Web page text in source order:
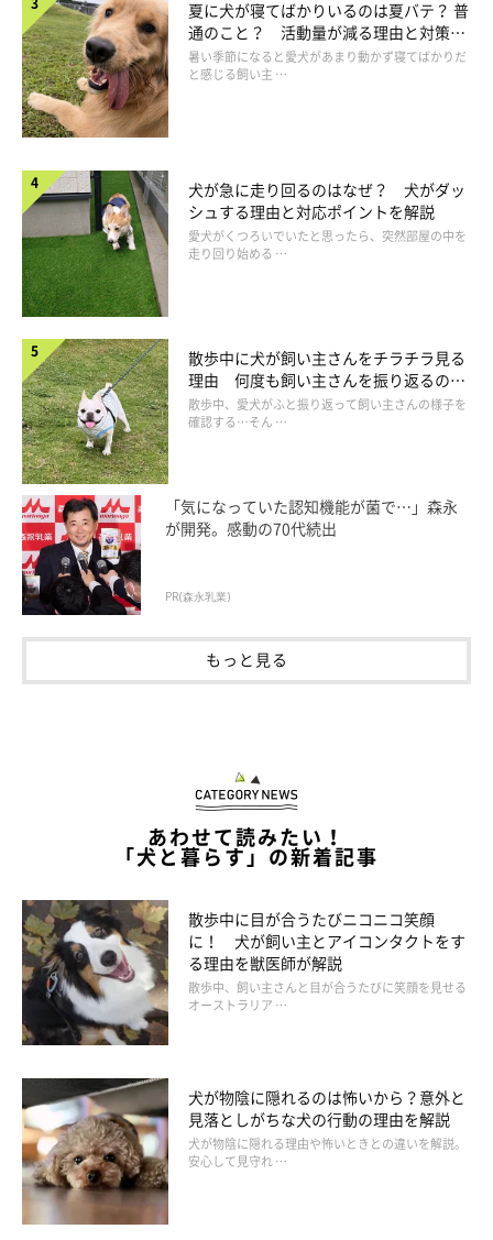
しつつ、枕にして寝ている」
やんちゃで元気いっぱいな時期でもあることから、頑丈なおもち
ゃや、長い時間噛んでいられるようなガムなどのおやつ、と回答
半年以内に買ってよかったもの【成犬編】
いぬのきもち投稿写真ギャラリー
続いて、いま現在「成犬」を飼っている飼い主さんの回答を見て
夏に犬が寝てばかりいるのは夏バテ？ 普
通のこと？ 活動量が減る理由と対策と
は
暑い季節になると愛犬があまり動かず寝てばかりだ
と感じる飼い主 …
犬が急に走り回るのはなぜ？ 犬がダッ
シュする理由と対応ポイントを解説
愛犬がくつろいでいたと思ったら、突然部屋の中を
走り回り始める …
散歩中に犬が飼い主さんをチラチラ見る
理由 何度も飼い主さんを振り返るのは
なぜ？
散歩中、愛犬がふと振り返って飼い主さんの様子を
確認する…そん …
「気になっていた認知機能が菌で…」森永
が開発。感動の70代続出
PR(森永乳業)
もっと見る
あわせて読みたい！
「犬と暮らす」の新着記事
散歩中に目が合うたびニコニコ笑顔
に！ 犬が飼い主とアイコンタクトをす
る理由を獣医師が解説
散歩中、飼い主さんと目が合うたびに笑顔を見せる
オーストラリア …
犬が物陰に隠れるのは怖いから？意外と
見落としがちな犬の行動の理由を解説
犬が物陰に隠れる理由や怖いときとの違いを解説。
安心して見守れ …